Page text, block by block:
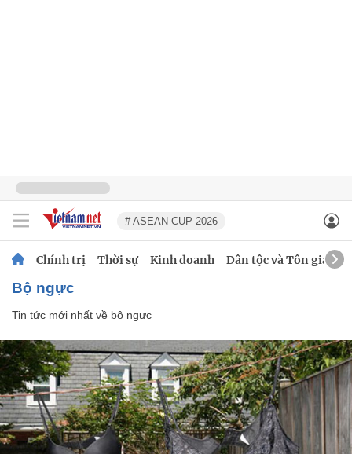
# ASEAN CUP 2026
Chính trị Thời sự Kinh doanh Dân tộc và Tôn giáo
bộ ngực
Tin tức mới nhất về bộ ngực